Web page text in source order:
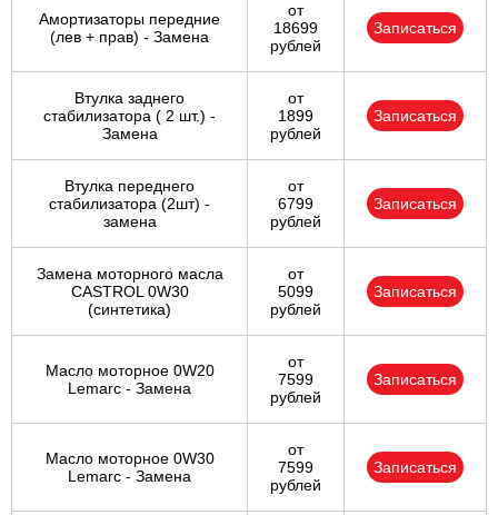
Амортизаторы передние
(лев + прав) - Замена
от
18699
рублей
Записаться
Втулка заднего
стабилизатора ( 2 шт.) -
Замена
от
1899
рублей
Записаться
Втулка переднего
стабилизатора (2шт) -
замена
от
6799
рублей
Записаться
Замена моторного масла
CASTROL 0W30
(синтетика)
от
5099
рублей
Записаться
Масло моторное 0W20
Lemarc - Замена
от
7599
рублей
Записаться
Масло моторное 0W30
Lemarc - Замена
от
7599
рублей
Записаться